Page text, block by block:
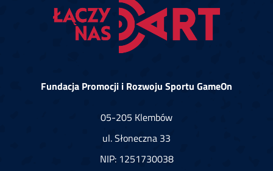
Fundacja Promocji i Rozwoju Sportu GameOn
05-205 Klembów
ul. Słoneczna 33
NIP: 1251730038